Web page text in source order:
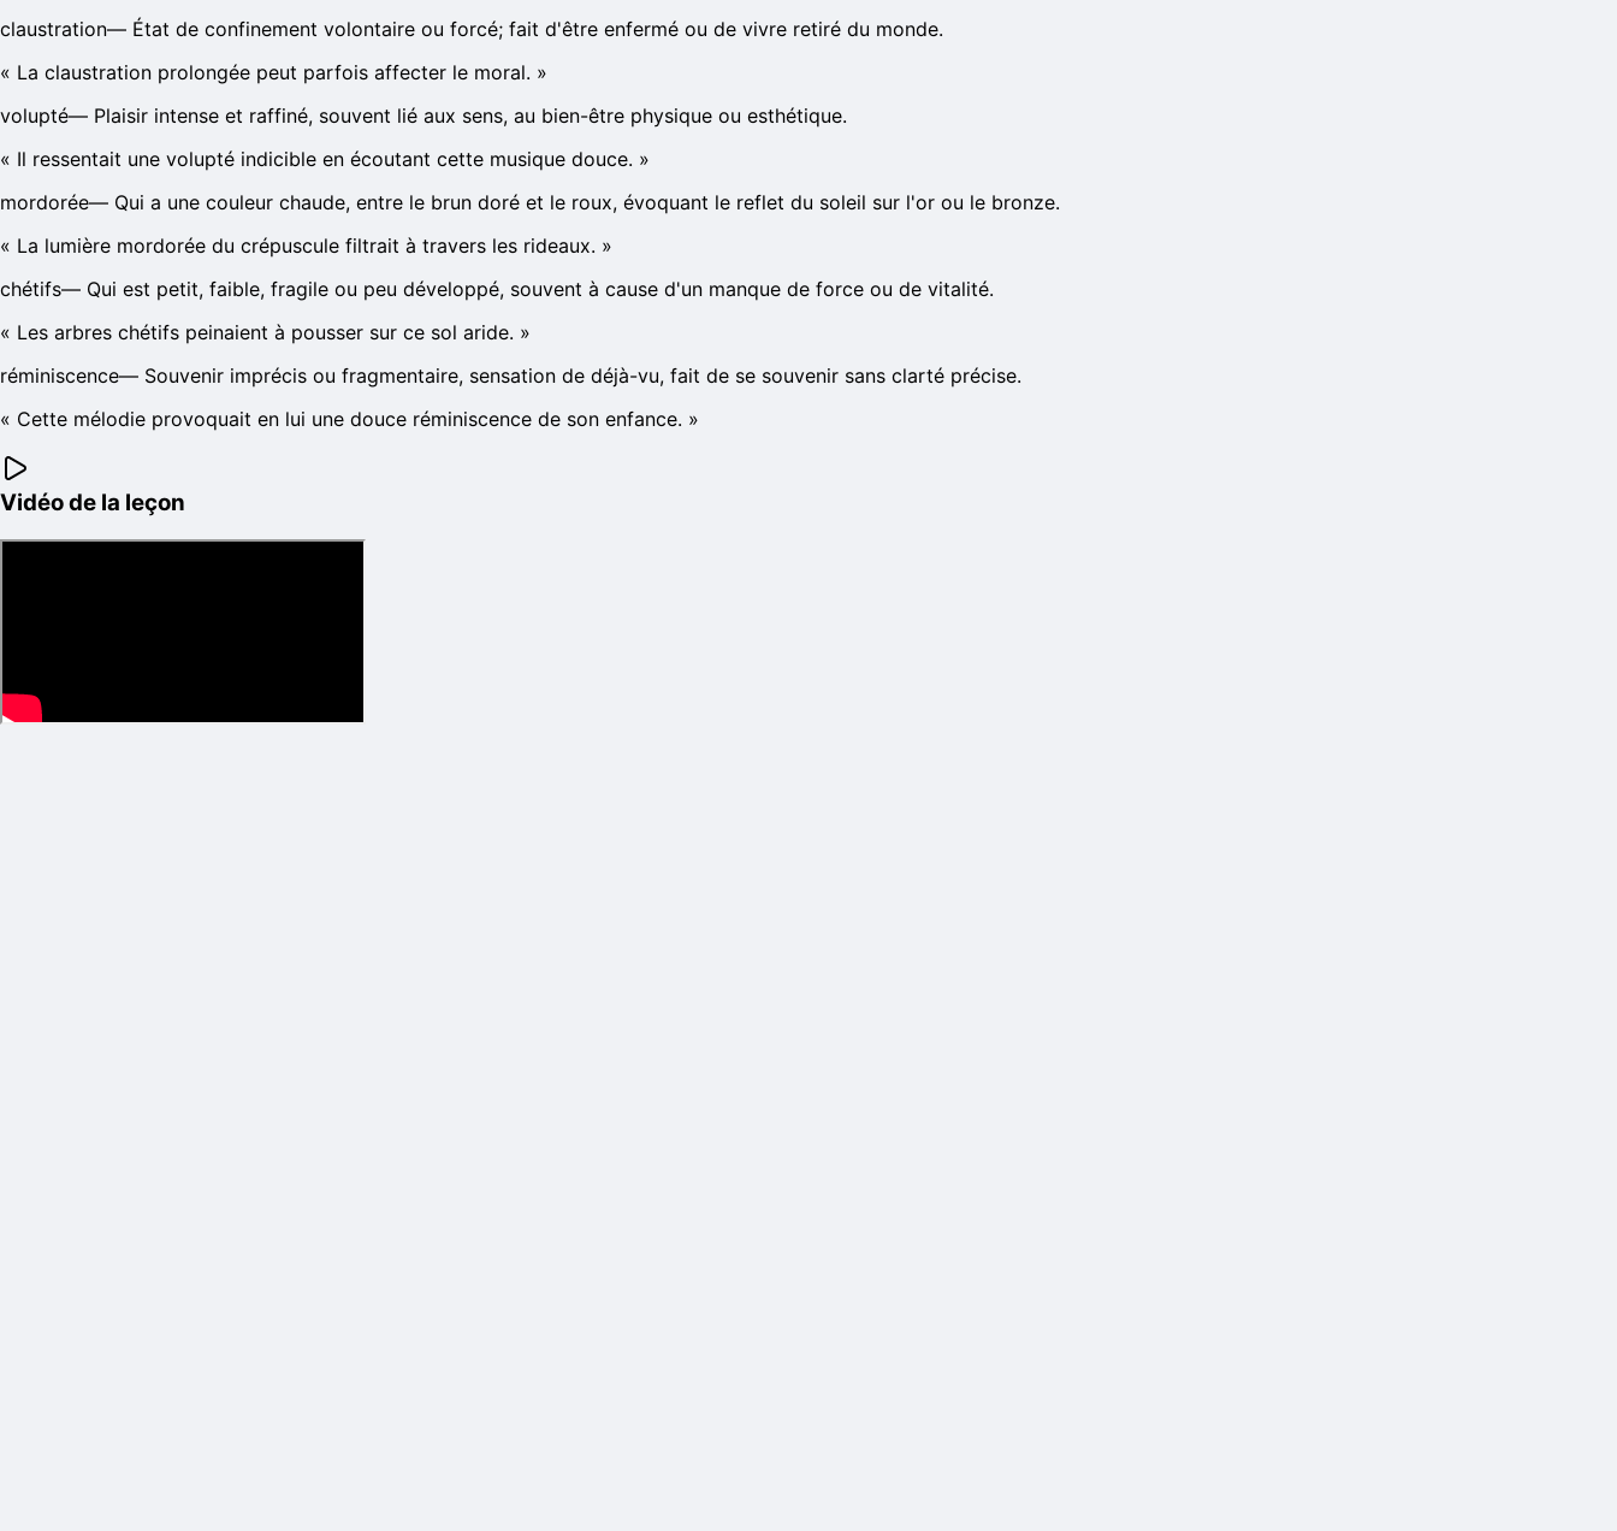
claustration— État de confinement volontaire ou forcé; fait d'être enfermé ou de vivre retiré du monde.
« La claustration prolongée peut parfois affecter le moral. »
volupté— Plaisir intense et raffiné, souvent lié aux sens, au bien-être physique ou esthétique.
« Il ressentait une volupté indicible en écoutant cette musique douce. »
mordorée— Qui a une couleur chaude, entre le brun doré et le roux, évoquant le reflet du soleil sur l'or ou le bronze.
« La lumière mordorée du crépuscule filtrait à travers les rideaux. »
chétifs— Qui est petit, faible, fragile ou peu développé, souvent à cause d'un manque de force ou de vitalité.
« Les arbres chétifs peinaient à pousser sur ce sol aride. »
réminiscence— Souvenir imprécis ou fragmentaire, sensation de déjà-vu, fait de se souvenir sans clarté précise.
« Cette mélodie provoquait en lui une douce réminiscence de son enfance. »
Vidéo de la leçon